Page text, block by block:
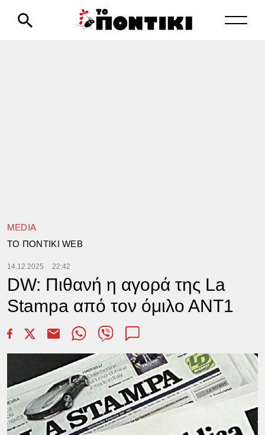
MEDIA
TΟ ΠΟΝΤΙΚΙ WEB
14.12.2025 22:42
DW: Πιθανή η αγορά της La
Stampa από τον όμιλο ΑΝΤ1